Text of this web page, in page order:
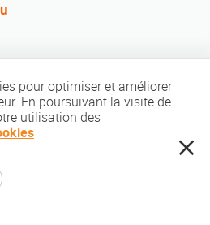
Tous les droits réservés. Tous les
pour optimiser et améliorer
En poursuivant la visite de
utilisation des